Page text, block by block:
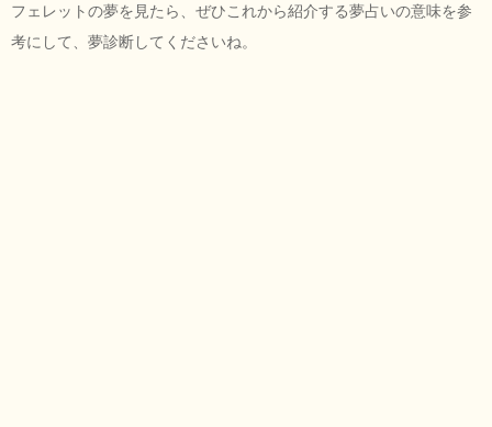
フェレットの夢を見たら、ぜひこれから紹介する夢占いの意味を参
考にして、夢診断してくださいね。